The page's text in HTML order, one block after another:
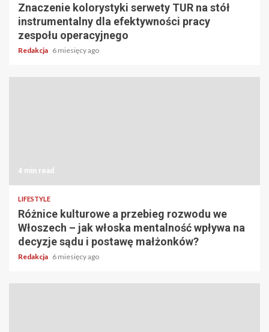
Znaczenie kolorystyki serwety TUR na stół
instrumentalny dla efektywności pracy
zespołu operacyjnego
Redakcja 6 miesięcy ago
4 min read
LIFESTYLE
Różnice kulturowe a przebieg rozwodu we
Włoszech – jak włoska mentalność wpływa na
decyzje sądu i postawę małżonków?
Redakcja 6 miesięcy ago